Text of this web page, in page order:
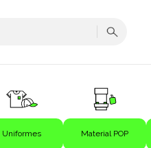
Uniformes Material POP